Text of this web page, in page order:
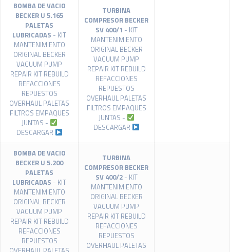
BOMBA DE VACIO
BECKER U 5.165
PALETAS
LUBRICADAS - KIT
MANTENIMIENTO
ORIGINAL BECKER
VACUUM PUMP
REPAIR KIT REBUILD
REFACCIONES
REPUESTOS
OVERHAUL PALETAS
FILTROS EMPAQUES
JUNTAS -
DESCARGAR
TURBINA
COMPRESOR BECKER
SV 400/1 - KIT
MANTENIMIENTO
ORIGINAL BECKER
VACUUM PUMP
REPAIR KIT REBUILD
REFACCIONES
REPUESTOS
OVERHAUL PALETAS
FILTROS EMPAQUES
JUNTAS -
DESCARGAR
BOMBA DE VACIO
BECKER U 5.200
PALETAS
LUBRICADAS - KIT
MANTENIMIENTO
ORIGINAL BECKER
VACUUM PUMP
REPAIR KIT REBUILD
REFACCIONES
REPUESTOS
TURBINA
COMPRESOR BECKER
SV 400/2- KIT
MANTENIMIENTO
ORIGINAL BECKER
VACUUM PUMP
REPAIR KIT REBUILD
REFACCIONES
REPUESTOS
OVERHAUL PALETAS